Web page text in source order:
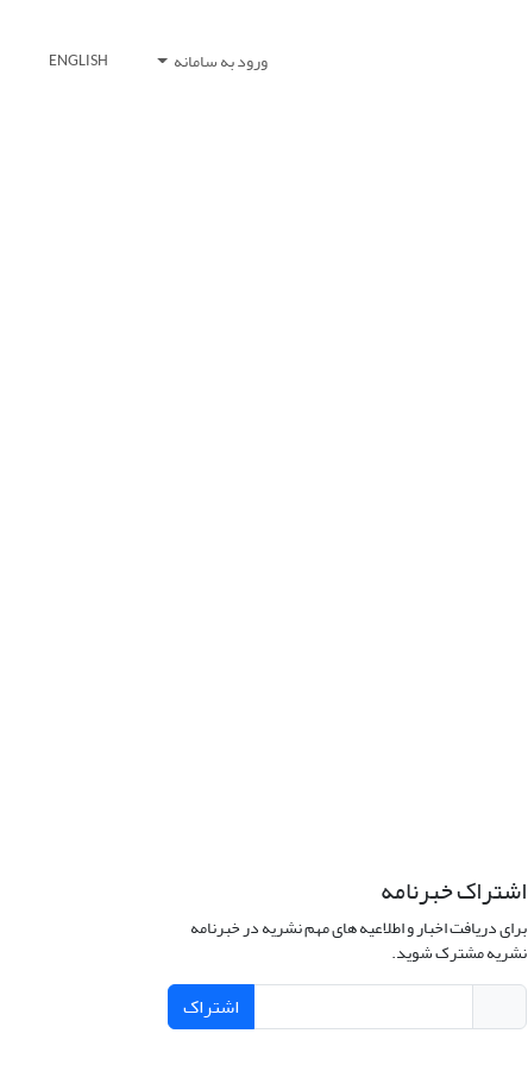
ورود به سامانه ENGLISH
اشتراک خبرنامه
برای دریافت اخبار و اطلاعیه های مهم نشریه در خبرنامه
نشریه مشترک شوید.
اشتراک